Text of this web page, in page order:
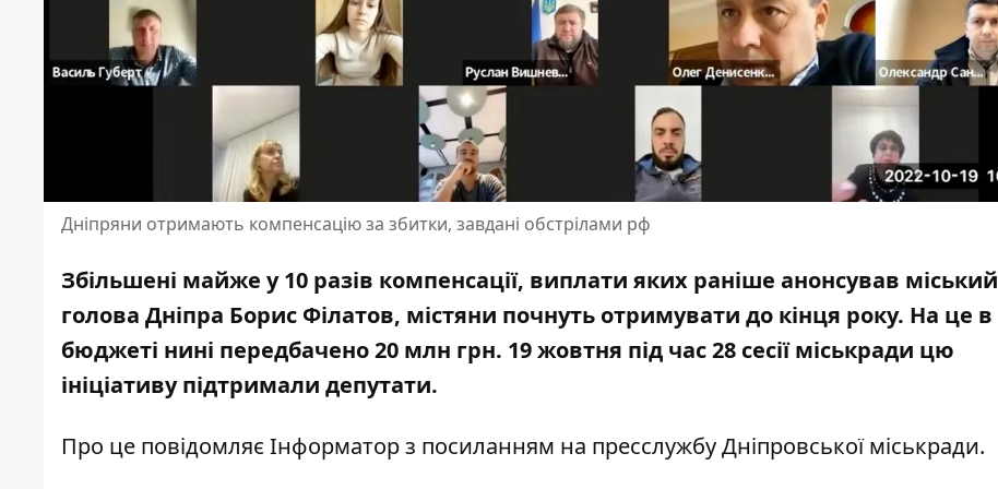
Дніпряни отримають компенсацію за збитки, завдані обстрілами рф
Збільшені майже у 10 разів компенсації, виплати яких раніше анонсував міський
голова Дніпра Борис Філатов, містяни почнуть отримувати до кінця року. На це в
бюджеті нині передбачено 20 млн грн. 19 жовтня під час 28 сесії міськради цю
ініціативу підтримали депутати.
Про це повідомляє Інформатор з посиланням на пресслужбуДніпровської міськради.